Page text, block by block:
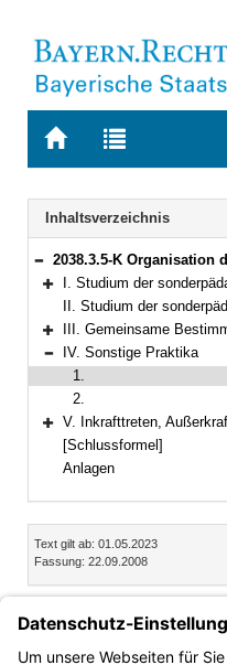
Zur
BAYERN.RECHT
Zur
letzten
Suche
Navigation
Inhaltsverzeichnis
Bereich reduzieren
2038.3.5-K Organisation der Praktika für das Lehramt für Sonderpädagogik und für das Studium einer sonderpädagogischen Qualifikation im
Bereich erweitern
I. Studium der
II. Studium der sonderpädagogischen
Bereich erweitern
III. Gemeinsame
Bereich reduzieren
IV. Sonstige Praktika
1.
2.
Bereich erweitern
V. Inkrafttreten,
[Schlussformel]
Anlagen
Inhalt
Text gilt ab: 01.05.2023
Fassung: 22.09.2008
LPO I richtet sich
Organisation des